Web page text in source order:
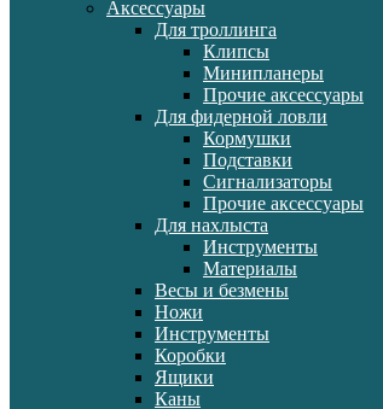
Аксессуары
Для троллинга
Клипсы
Минипланеры
Прочие аксессуары
Для фидерной ловли
Кормушки
Подставки
Сигнализаторы
Прочие аксессуары
Для нахлыста
Инструменты
Материалы
Весы и безмены
Ножи
Инструменты
Коробки
Ящики
Каны